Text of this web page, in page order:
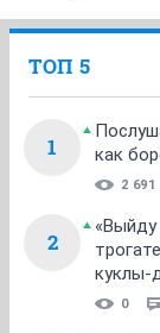
ТОП 5
1
как
2 691
2
куклы-
0